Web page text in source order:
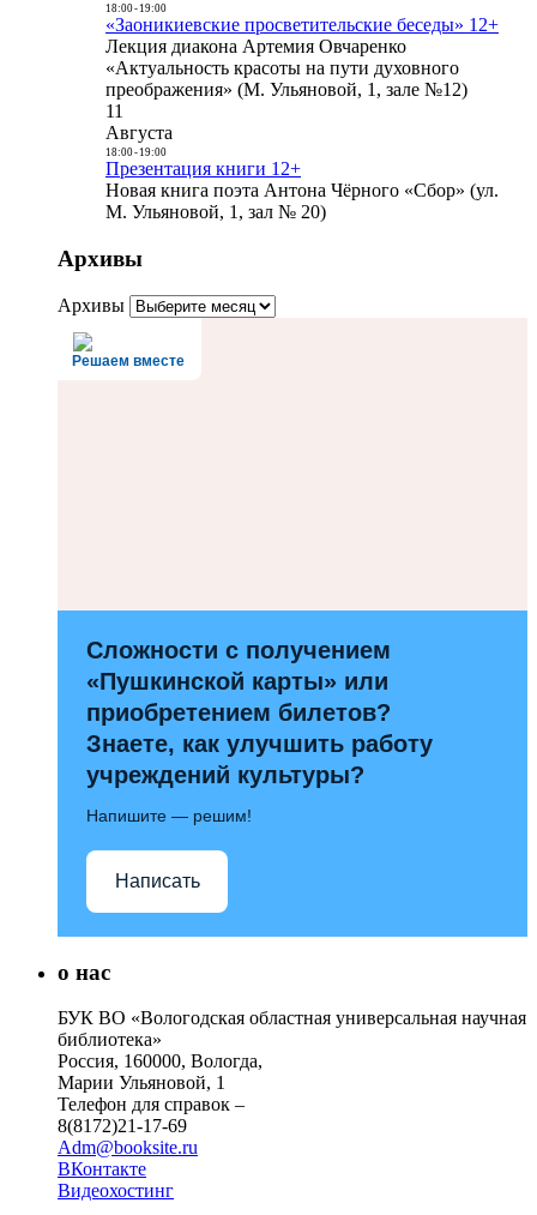
18:00- 19:00
«Заоникиевские просветительские беседы» 12+
Лекция диакона Артемия Овчаренко
«Актуальность красоты на пути духовного
преображения» (М. Ульяновой, 1, зале №12)
11
Августа
18:00- 19:00
Презентация книги 12+
Новая книга поэта Антона Чёрного «Сбор» (ул.
М. Ульяновой, 1, зал № 20)
Архивы
Архивы
Решаем вместе
Сложности с получением
«Пушкинской карты» или
приобретением билетов?
Знаете, как улучшить работу
учреждений культуры?
Напишите — решим!
Написать
о нас
БУК ВО «Вологодская областная универсальная научная
библиотека»
Россия, 160000, Вологда,
Марии Ульяновой, 1
Телефон для справок –
8(8172)21-17-69
Adm@booksite.ru
ВКонтакте
Видеохостинг